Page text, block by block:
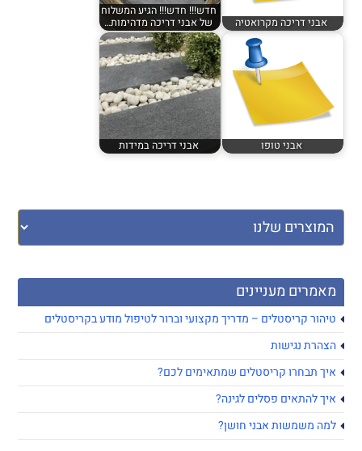
מאמרים מעניינים
טיהור קריסטלים – מדריך מקצועי וברור לטיפול מודע בקריסטלים
הצהרת נגישות
איך תבחרו קריסטלים שמתאימים לכם?
איך להתאים פסלים לגינה?
למה משמשות אבני חושן?
אבני דריכה מקרואטיה
חדש!!! חדש!!! הגיע המשלוח
של אבני דריכה מדהימות…
אבני טופו אבני דריכה במידות